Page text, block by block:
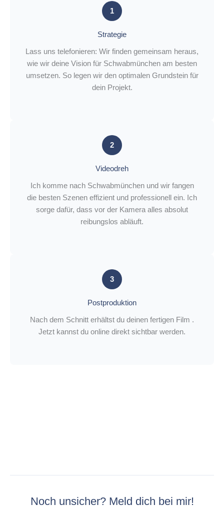
1
Strategie
Lass uns telefonieren: Wir finden gemeinsam heraus,
wie wir deine Vision für Schwabmünchen am besten
umsetzen. So legen wir den optimalen Grundstein für
dein Projekt.
2
Videodreh
Ich komme nach Schwabmünchen und wir fangen
die besten Szenen effizient und professionell ein. Ich
sorge dafür, dass vor der Kamera alles absolut
reibungslos abläuft.
3
Postproduktion
Nach dem Schnitt erhältst du deinen fertigen Film .
Jetzt kannst du online direkt sichtbar werden.
Noch unsicher? Meld dich bei mir!